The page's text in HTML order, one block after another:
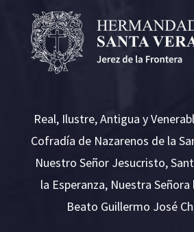
Real, Ilustre, Antigua y
Cofradía de Nazarenos de la
Nuestro Señor Jesucristo,
la Esperanza, Nuestra
Beato Guillermo José